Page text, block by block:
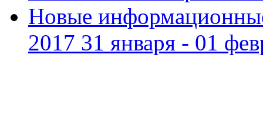
Новые
2017 31 января - 01